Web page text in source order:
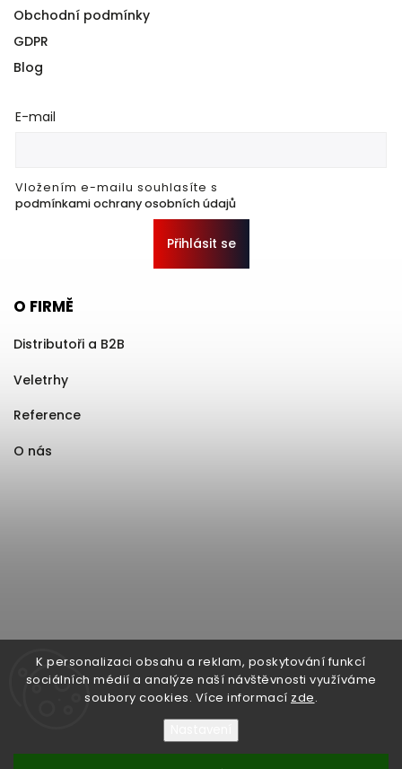
K personalizaci obsahu a reklam, poskytování funkcí
sociálních médií a analýze naší návštěvnosti využíváme
soubory cookies. Více informací zde.
Obchodní podmínky
GDPR
Blog
E-mail
Vložením e-mailu souhlasíte s
podmínkami ochrany osobních údajů
Přihlásit se
O FIRMĚ
Distributoři a B2B
Veletrhy
Reference
O nás